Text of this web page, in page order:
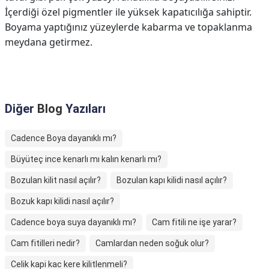
İçerdiği özel pigmentler ile yüksek kapatıcılığa sahiptir.
Boyama yaptığınız yüzeylerde kabarma ve topaklanma
meydana getirmez.
Diğer Blog Yazıları
Cadence Boya dayanıklı mı?
Büyüteç ince kenarlı mı kalın kenarlı mı?
Bozulan kilit nasıl açılır? Bozulan kapı kilidi nasıl açılır?
Bozuk kapı kilidi nasıl açılır?
Cadence boya suya dayanıklı mı? Cam fitili ne işe yarar?
Cam fitilleri nedir? Camlardan neden soğuk olur?
Celik kapi kac kere kilitlenmeli?